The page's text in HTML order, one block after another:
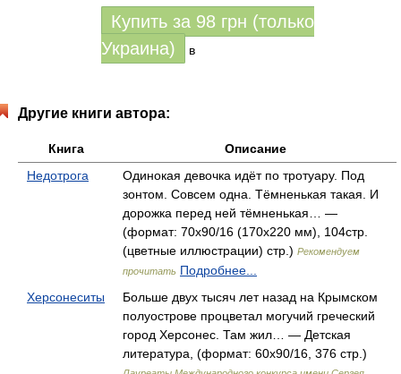
Купить за 98 грн (только
Украина)
в
Другие книги автора:
Книга
Описание
Недотрога
Одинокая девочка идёт по тротуару. Под
зонтом. Совсем одна. Тёмненькая такая. И
дорожка перед ней тёмненькая… —
(формат: 70х90/16 (170х220 мм), 104стр.
(цветные иллюстрации) стр.) Рекомендуем
прочитать Подробнее...
Херсонеситы
Больше двух тысяч лет назад на Крымском
полуострове процветал могучий греческий
город Херсонес. Там жил… — Детская
литература, (формат: 60x90/16, 376 стр.)